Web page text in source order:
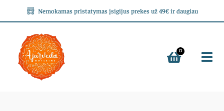
Nemokamas pristatymas įsigijus prekes už 49€ ir daugiau
0